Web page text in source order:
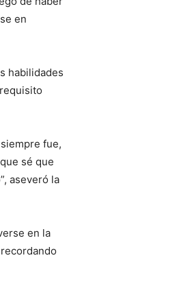
en
habilidades
fue,
sé que
aseveró la
en la